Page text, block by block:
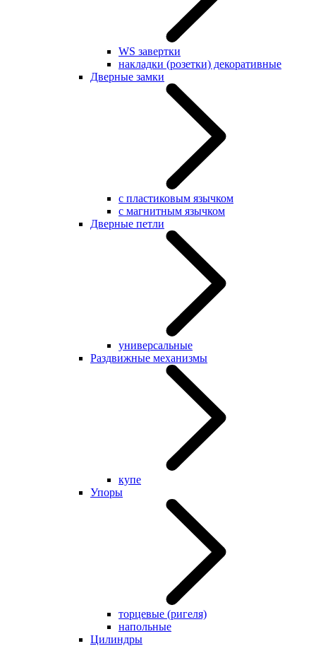
WS завертки
накладки (розетки) декоративные
Дверные замки
с пластиковым язычком
с магнитным язычком
Дверные петли
универсальные
Раздвижные механизмы
купе
Упоры
торцевые (ригеля)
напольные
Цилиндры